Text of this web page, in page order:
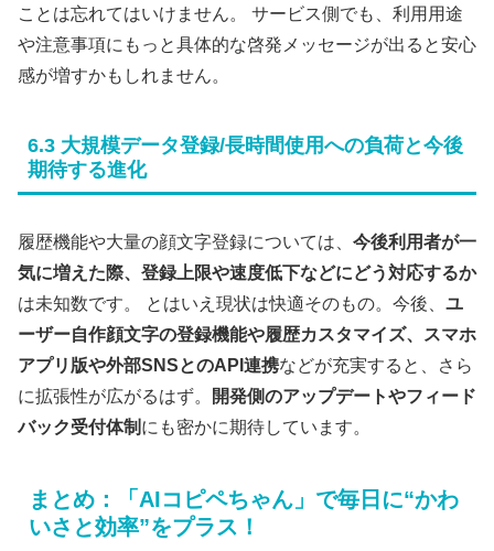
ことは忘れてはいけません。 サービス側でも、利用用途
や注意事項にもっと具体的な啓発メッセージが出ると安心
感が増すかもしれません。
6.3 大規模データ登録/長時間使用への負荷と今後
期待する進化
履歴機能や大量の顔文字登録については、 今後利用者が一
気に増えた際、登録上限や速度低下などにどう対応するか
は未知数です。 とはいえ現状は快適そのもの。今後、 ユ
ーザー自作顔文字の登録機能や履歴カスタマイズ、スマホ
アプリ版や外部SNSとのAPI連携などが充実すると、さら
に拡張性が広がるはず。
開発側のアップデートやフィード
バック受付体制 にも密かに期待しています。
まとめ：「AIコピペちゃん」で毎日に“かわ
いさと効率”をプラス！